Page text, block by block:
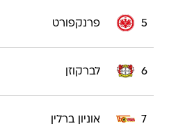
5 פרנקפורט
6 לברקוזן
7 אוניון ברלין